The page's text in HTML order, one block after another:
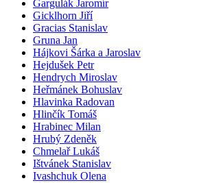
Gargulák Jaromír
Gicklhorn Jiří
Gracias Stanislav
Gruna Jan
Hájkovi Šárka a Jaroslav
Hejdušek Petr
Hendrych Miroslav
Heřmánek Bohuslav
Hlavinka Radovan
Hlinčík Tomáš
Hrabinec Milan
Hrubý Zdeněk
Chmelař Lukáš
Ištvánek Stanislav
Ivashchuk Olena